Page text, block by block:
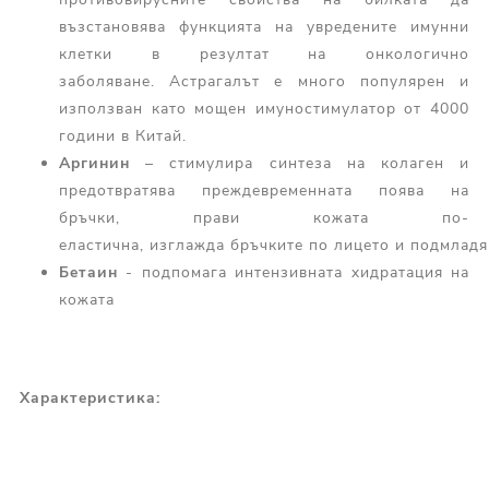
възстановява функцията на увредените имунни
клетки в резултат на онкологично
заболяване. Астрагалът е много популярен и
използван като мощен имуностимулатор от 4000
години в Китай.
Аргинин – стимулира синтеза на колаген и
предотвратява преждевременната поява на
бръчки, прави кожата по-
еластична, изглажда бръчките по лицето и
Бетаин - подпомага интензивната хидратация на
кожата
Характеристика: